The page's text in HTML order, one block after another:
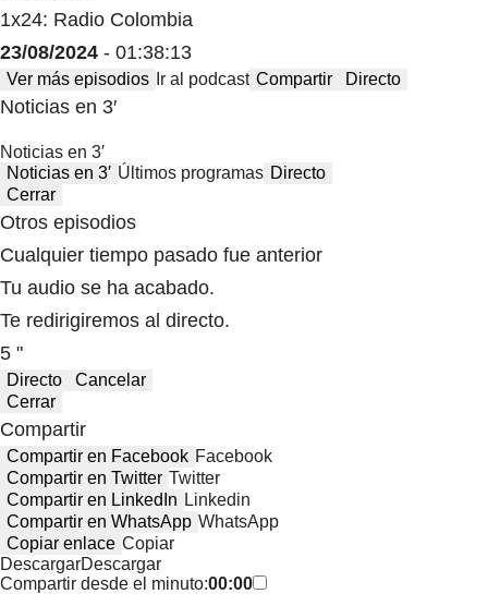
1x24: Radio Colombia
23/08/2024 - 01:38:13
Ver más episodios Ir al podcast Compartir Directo
Noticias en 3′
Noticias en 3′
Noticias en 3′ Últimos programas Directo
Cerrar
Otros episodios
Cualquier tiempo pasado fue anterior
Tu audio se ha acabado.
Te redirigiremos al directo.
5 "
Directo
Cancelar
Cerrar
Compartir
Compartir en Facebook Facebook
Compartir en Twitter Twitter
Compartir en LinkedIn Linkedin
Compartir en WhatsApp WhatsApp
Copiar enlace Copiar
DescargarDescargar
Compartir desde el minuto:00:00